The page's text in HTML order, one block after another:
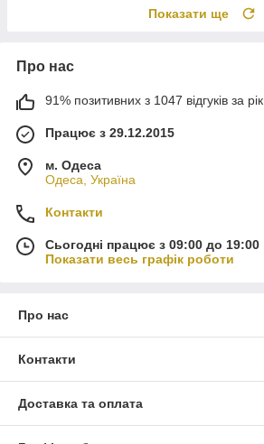
Показати ще
Про нас
91% позитивних з 1047 відгуків за рік
Працює з 29.12.2015
м. Одеса
Одеса, Україна
Контакти
Сьогодні працює з 09:00 до 19:00
Показати весь графік роботи
Про нас
Контакти
Доставка та оплата